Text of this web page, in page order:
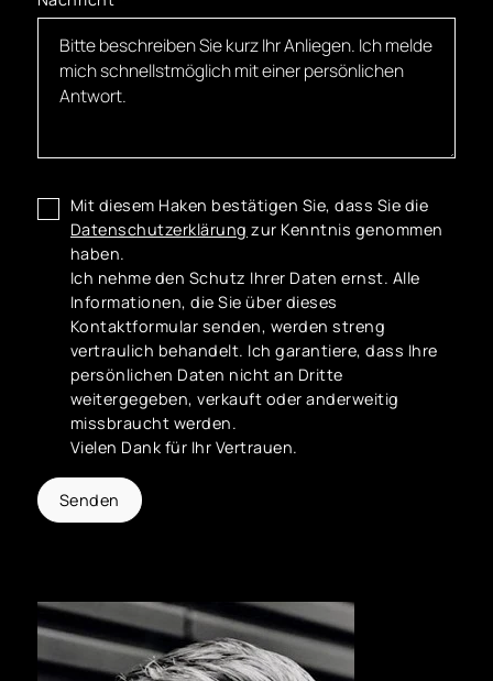
Mit diesem Haken bestätigen Sie, dass Sie die
Datenschutzerklärung zur Kenntnis genommen
haben.
Ich nehme den Schutz Ihrer Daten ernst. Alle
Informationen, die Sie über dieses
Kontaktformular senden, werden streng
vertraulich behandelt. Ich garantiere, dass Ihre
persönlichen Daten nicht an Dritte
weitergegeben, verkauft oder anderweitig
missbraucht werden.
Vielen Dank für Ihr Vertrauen.
Senden